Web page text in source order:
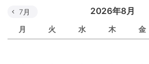
2026年8月
月 火 水 木 金
7月